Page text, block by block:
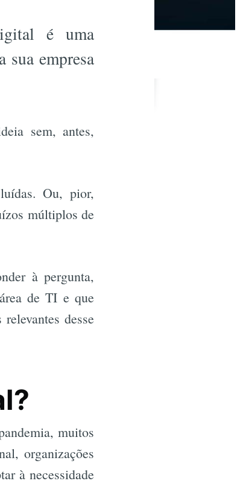
é uma
sua empresa
sem, antes,
Ou, pior,
múltiplos de
à pergunta,
de TI e que
desse
muitos
organizações
à necessidade